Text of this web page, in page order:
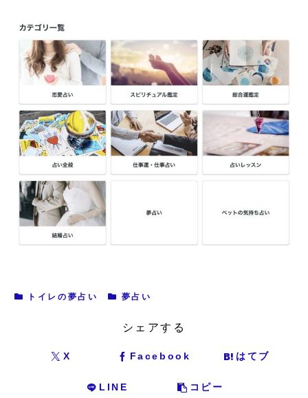
トイレの夢占い 夢占い
シェアする
X Facebook はてブ
LINE コピー